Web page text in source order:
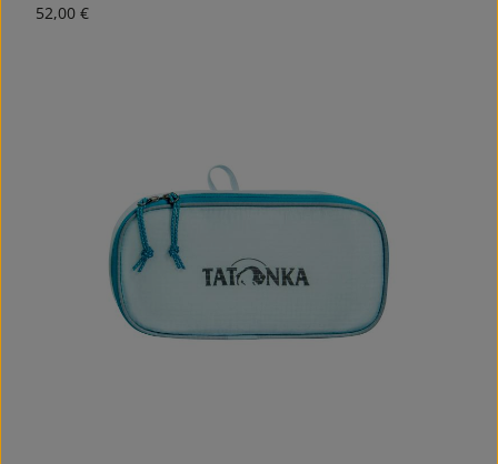
Regulärer Preis:
52,00 €